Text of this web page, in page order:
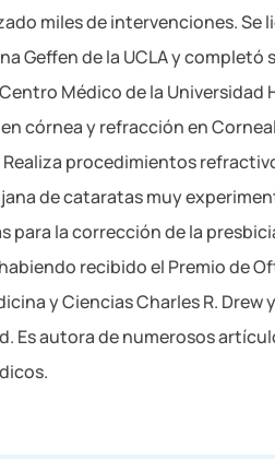
miles de intervenciones. Se
Geffen de la UCLA y completó
Médico de la Universidad
córnea y refracción en
Realiza procedimientos
de cataratas muy
para la corrección de la
recibido el Premio de
y Ciencias Charles R. Drew
Es autora de numerosos